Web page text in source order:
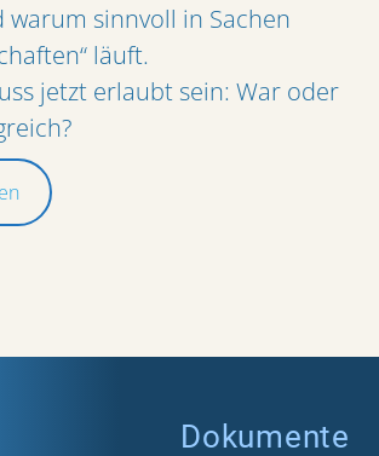
warum sinnvoll in Sachen
läuft.
jetzt erlaubt sein: War oder
Dokumente